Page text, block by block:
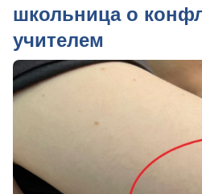
школьница о
учителем